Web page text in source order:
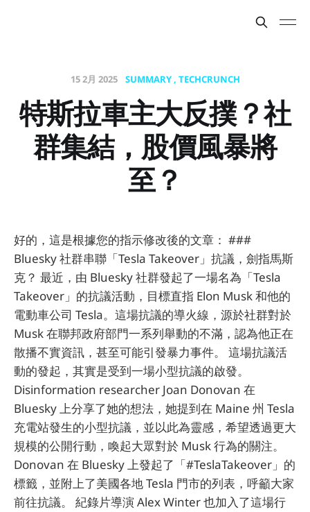
15 2月 2025 SUMMARY TECHCRUNCH
特斯拉車主大反撲？社
群集結，股價風暴將
至？
好的，這是根據您的指示修改後的文章： ###
Bluesky 社群串聯「Tesla Takeover」抗議，劍指馬斯
克？ 最近，由 Bluesky 社群發起了一場名為「Tesla
Takeover」的抗議活動，目標直指 Elon Musk 和他的
電動車公司 Tesla。這場抗議的導火線，源於社群對於
Musk 在聯邦政府部門一系列舉動的不滿，認為他正在
散播不實資訊，甚至可能引發暴力事件。 這場抗議活
動的發起，其實是受到一場小型抗議的啟發。
Disinformation researcher Joan Donovan 在
Bluesky 上分享了她的想法，她提到在 Maine 州 Tesla
充電站發生的小型抗議，並以此為靈感，希望透過更大
規模的公開行動，喚起大眾對於 Musk 行為的關注。
Donovan 在 Bluesky 上發起了「#TeslaTakeover」的
標籤，並附上了美國各地 Tesla 門市的列表，呼籲大家
前往抗議。 紀錄片導演 Alex Winter 也加入了這場行